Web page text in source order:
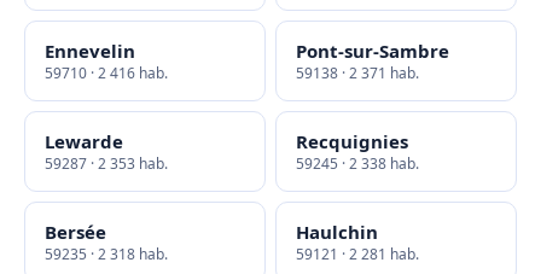
Ennevelin
59710 · 2 416 hab.
Pont-sur-Sambre
59138 · 2 371 hab.
Lewarde
59287 · 2 353 hab.
Recquignies
59245 · 2 338 hab.
Bersée
59235 · 2 318 hab.
Haulchin
59121 · 2 281 hab.